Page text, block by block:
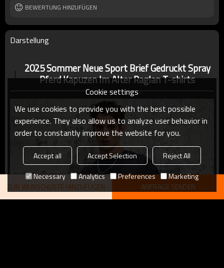
BEWERTUNG HINZUFÜGEN
Darstellung
2025 Sommer Neue Sport Brief Gedruckt Spray
Pferd Kapuzen Im Alter Raglan T-shirts
ZUR WUNSCHLISTE HINZUFÜGEN ANFRAGE SENDEN
Cookie settings
We use cookies to provide you with the best possible
experience. They also allow us to analyze user behavior in
order to constantly improve the website for you.
Accept all Accept Selection
Reject All
Necessary
Analytics Preferences Marketing